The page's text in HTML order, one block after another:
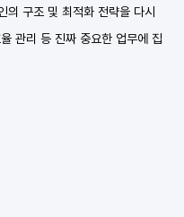
의 구조 및 최적화 전략을 다시
관리 등 진짜 중요한 업무에 집